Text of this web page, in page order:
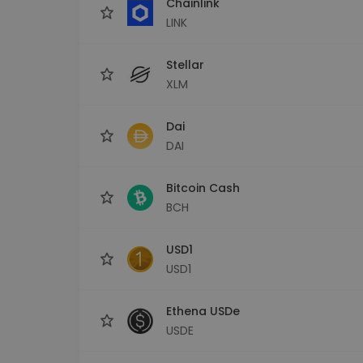
LINK
Stellar
XLM
Dai
DAI
Bitcoin Cash
BCH
USD1
USD1
Ethena USDe
USDE